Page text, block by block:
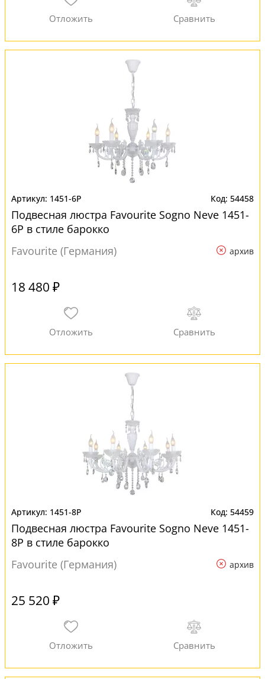
1451-6P 54458
Подвесная люстра Favourite Sogno Neve 1451-
6P в стиле барокко
Favourite (Германия)
архив
18 480 ₽
1451-8P 54459
Подвесная люстра Favourite Sogno Neve 1451-
8P в стиле барокко
Favourite (Германия)
архив
25 520 ₽